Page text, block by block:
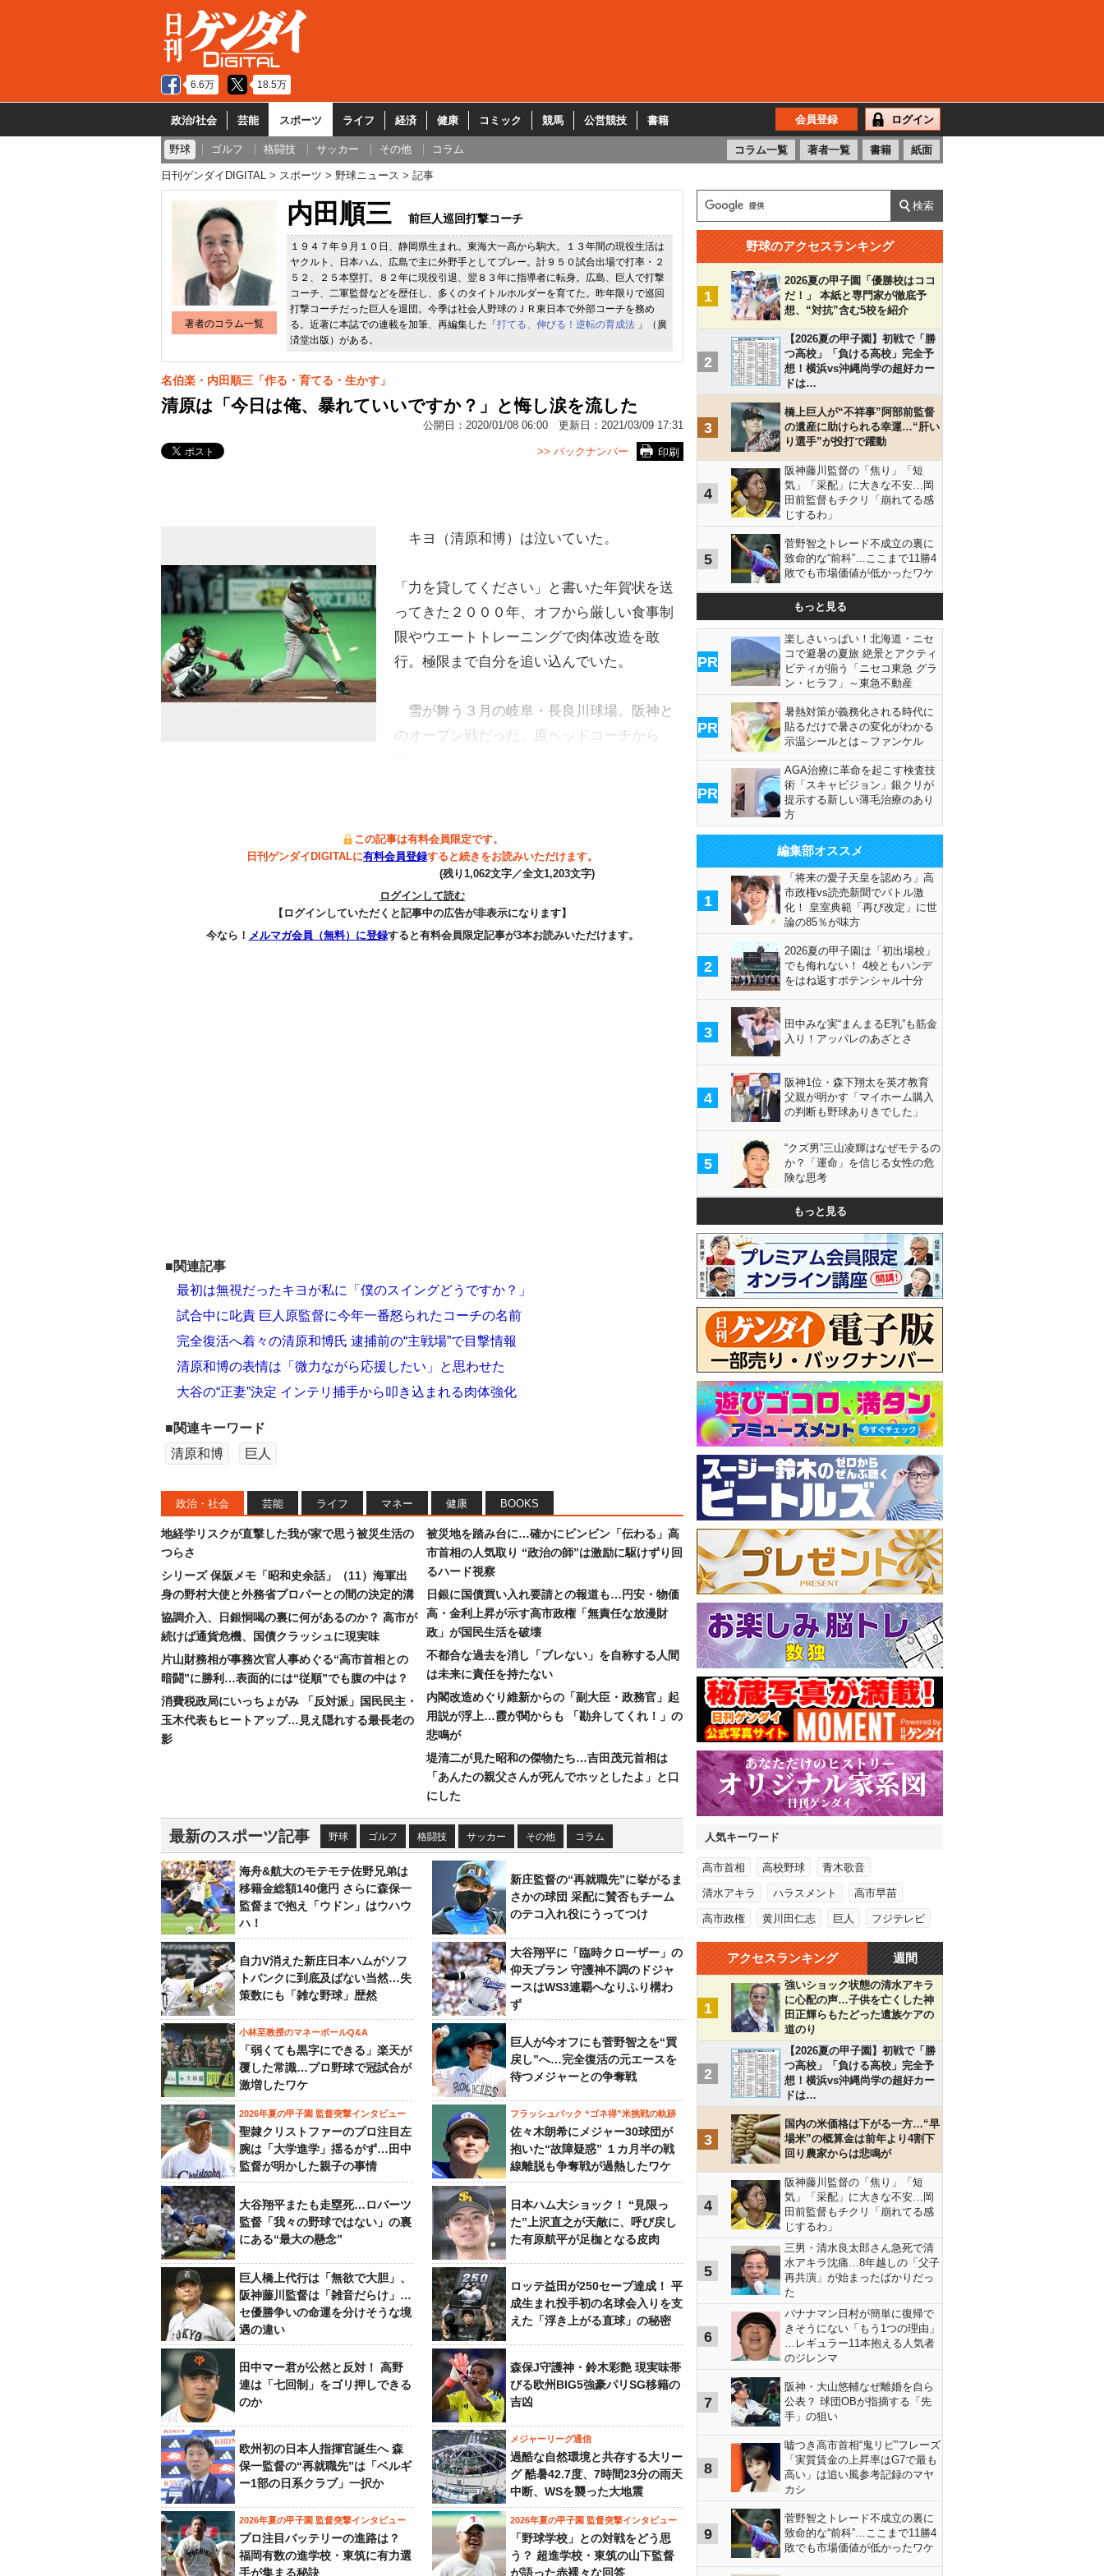
6.6万 18.5万
政治/社会 芸能 スポーツ ライフ 経済 健康 コミック 競馬 公営競技 書籍 会員登録 ログイン
野球 ゴルフ 格闘技 サッカー その他 コラム コラム一覧 著者一覧 書籍 紙面
日刊ゲンダイDIGITAL スポーツ 野球ニュース 記事
著者のコラム一覧
内田順三 前巨人巡回打撃コーチ
１９４７年９月１０日、静岡県生まれ。東海大一高から駒大。１３年間の現役生活は
ヤクルト、日本ハム、広島で主に外野手としてプレー。計９５０試合出場で打率・２
５２、２５本塁打。８２年に現役引退、翌８３年に指導者に転身。広島、巨人で打撃
コーチ、二軍監督などを歴任し、多くのタイトルホルダーを育てた。昨年限りで巡回
打撃コーチだった巨人を退団。今季は社会人野球のＪＲ東日本で外部コーチを務め
る。近著に本誌での連載を加筆、再編集した「 打てる、伸びる！逆転の育成法 」（廣
済堂出版）がある。
名伯楽・内田順三「作る・育てる・生かす」
清原は「今日は俺、暴れていいですか？」と悔し涙を流した
公開日： 2020/01/08 06:00 更新日： 2021/03/09 17:31
印刷
>> バックナンバー
キヨ（清原和博）は泣いていた。
「力を貸してください」と書いた年賀状を送
ってきた２０００年、オフから厳しい食事制
限やウエートトレーニングで肉体改造を敢
行。極限まで自分を追い込んでいた。
雪が舞う３月の岐阜・長良川球場。阪神と
のオープン戦だった。原ヘッドコーチから
この記事は有料会員限定です。
日刊ゲンダイDIGITALに有料会員登録すると続きをお読みいただけます。
(残り1,062文字／全文1,203文字)
ログインして読む
【ログインしていただくと記事中の広告が非表示になります】
今なら！ メルマガ会員（無料）に登録すると有料会員限定記事が3本お読みいただけます。
■関連記事
最初は無視だったキヨが私に「僕のスイングどうですか？」
試合中に叱責 巨人原監督に今年一番怒られたコーチの名前
完全復活へ着々の清原和博氏 逮捕前の“主戦場”で目撃情報
清原和博の表情は「微力ながら応援したい」と思わせた
大谷の“正妻”決定 インテリ捕手から叩き込まれる肉体強化
■関連キーワード
清原和博
巨人
政治・社会 芸能 ライフ マネー 健康 BOOKS
地経学リスクが直撃した我が家で思う被災生活の
つらさ
シリーズ 保阪メモ「昭和史余話」（11）海軍出
身の野村大使と外務省プロパーとの間の決定的溝
協調介入、日銀恫喝の裏に何があるのか？ 高市が
続けば通貨危機、国債クラッシュに現実味
片山財務相が事務次官人事めぐる“高市首相との
暗闘”に勝利…表面的には“従順”でも腹の中は？
消費税政局にいっちょがみ 「反対派」国民民主・
玉木代表もヒートアップ…見え隠れする最長老の
影
被災地を踏み台に…確かにビンビン「伝わる」高
市首相の人気取り “政治の師”は激励に駆けずり回
るハード視察
日銀に国債買い入れ要請との報道も…円安・物価
高・金利上昇が示す高市政権「無責任な放漫財
政」が国民生活を破壊
不都合な過去を消し「ブレない」を自称する人間
は未来に責任を持たない
内閣改造めぐり維新からの「副大臣・政務官」起
用説が浮上…霞が関からも 「勘弁してくれ！」の
悲鳴が
堤清二が見た昭和の傑物たち…吉田茂元首相は
「あんたの親父さんが死んでホッとしたよ」と口
にした
最新のスポーツ記事 野球 ゴルフ 格闘技 サッカー その他 コラム
海舟&航大のモテモテ佐野兄弟は
移籍金総額140億円 さらに森保一
監督まで抱え「ウドン」はウハウ
ハ！
新庄監督の“再就職先”に挙がるま
さかの球団 采配に賛否もチーム
のテコ入れ役にうってつけ
自力V消えた新庄日本ハムがソフ
トバンクに到底及ばない当然…失
策数にも「雑な野球」歴然
大谷翔平に「臨時クローザー」の
仰天プラン 守護神不調のドジャ
ースはWS3連覇へなりふり構わ
ず
小林至教授のマネーボールQ&A
「弱くても黒字にできる」楽天が
覆した常識…プロ野球で冠試合が
激増したワケ
巨人が今オフにも菅野智之を“買
戻し”へ…完全復活の元エースを
待つメジャーとの争奪戦
2026年夏の甲子園 監督突撃インタビュー
聖隷クリストファーのプロ注目左
腕は「大学進学」揺るがず…田中
監督が明かした親子の事情
フラッシュバック “ゴネ得”米挑戦の軌跡
佐々木朗希にメジャー30球団が
抱いた“故障疑惑” １カ月半の戦
線離脱も争奪戦が過熱したワケ
大谷翔平またも走塁死…ロバーツ
監督「我々の野球ではない」の裏
にある“最大の懸念”
日本ハム大ショック！ “見限っ
た”上沢直之が天敵に、呼び戻し
た有原航平が足枷となる皮肉
巨人橋上代行は「無欲で大胆」、
阪神藤川監督は「雑音だらけ」…
セ優勝争いの命運を分けそうな境
遇の違い
ロッテ益田が250セーブ達成！ 平
成生まれ投手初の名球会入りを支
えた「浮き上がる直球」の秘密
田中マー君が公然と反対！ 高野
連は「七回制」をゴリ押しできる
のか
森保J守護神・鈴木彩艶 現実味帯
びる欧州BIG5強豪パリSG移籍の
吉凶
欧州初の日本人指揮官誕生へ 森
保一監督の“再就職先”は「ベルギ
ー1部の日系クラブ」一択か
メジャーリーグ通信
過酷な自然環境と共存する大リー
グ 酷暑42.7度、7時間23分の雨天
中断、WSを襲った大地震
2026年夏の甲子園 監督突撃インタビュー
プロ注目バッテリーの進路は？
福岡有数の進学校・東筑に有力選
手が集まる秘訣
2026年夏の甲子園 監督突撃インタビュー
「野球学校」との対戦をどう思
う？ 超進学校・東筑の山下監督
が語った赤裸々な回答
野球のアクセスランキング
1
2026夏の甲子園「優勝校はココ
だ！」 本紙と専門家が徹底予
想、“対抗”含む5校を紹介
2
【2026夏の甲子園】初戦で「勝
つ高校」「負ける高校」完全予
想！横浜vs沖縄尚学の超好カー
ドは…
3
橋上巨人が“不祥事”阿部前監督
の遺産に助けられる幸運…“肝い
り選手”が投打で躍動
4
阪神藤川監督の「焦り」「短
気」「采配」に大きな不安…岡
田前監督もチクリ「崩れてる感
じするわ」
5
菅野智之トレード不成立の裏に
致命的な“前科”…ここまで11勝4
敗でも市場価値が低かったワケ
もっと見る
PR
楽しさいっぱい！北海道・ニセ
コで避暑の夏旅 絶景とアクティ
ビティが揃う「ニセコ東急 グラ
ン・ヒラフ」～東急不動産
PR
暑熱対策が義務化される時代に
貼るだけで暑さの変化がわかる
示温シールとは～ファンケル
PR
AGA治療に革命を起こす検査技
術「スキャビジョン」銀クリが
提示する新しい薄毛治療のあり
方
編集部オススメ
1
「将来の愛子天皇を認めろ」高
市政権vs読売新聞でバトル激
化！ 皇室典範「再び改定」に世
論の85％が味方
2
2026夏の甲子園は「初出場校」
でも侮れない！ 4校ともハンデ
をはね返すポテンシャル十分
3
田中みな実“まんまるE乳”も筋金
入り！アッパレのあざとさ
4
阪神1位・森下翔太を英才教育
父親が明かす「マイホーム購入
の判断も野球ありきでした」
5
“クズ男”三山凌輝はなぜモテるの
か？「運命」を信じる女性の危
険な思考
もっと見る
人気キーワード
高市首相 高校野球 青木歌音
清水アキラ ハラスメント 高市早苗
高市政権 黄川田仁志 巨人 フジテレビ
アクセスランキング 週間
1
強いショック状態の清水アキラ
に心配の声…子供を亡くした神
田正輝らもたどった遺族ケアの
道のり
2
【2026夏の甲子園】初戦で「勝
つ高校」「負ける高校」完全予
想！横浜vs沖縄尚学の超好カー
ドは…
3
国内の米価格は下がる一方…“早
場米”の概算金は前年より4割下
回り農家からは悲鳴が
4
阪神藤川監督の「焦り」「短
気」「采配」に大きな不安…岡
田前監督もチクリ「崩れてる感
じするわ」
5
三男・清水良太郎さん急死で清
水アキラ沈痛…8年越しの「父子
再共演」が始まったばかりだっ
た
6
バナナマン日村が簡単に復帰で
きそうにない「もう1つの理由」
…レギュラー11本抱える人気者
のジレンマ
7
阪神・大山悠輔なぜ離婚を自ら
公表？ 球団OBが指摘する「先
手」の狙い
8
嘘つき高市首相“鬼リピ”フレーズ
「実質賃金の上昇率はG7で最も
高い」は追い風参考記録のマヤ
カシ
9
菅野智之トレード不成立の裏に
致命的な“前科”…ここまで11勝4
敗でも市場価値が低かったワケ